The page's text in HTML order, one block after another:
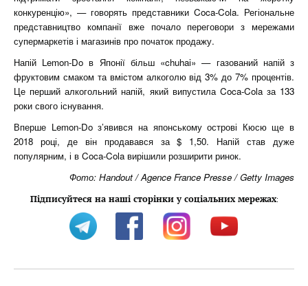
конкуренцію», — говорять представники Coca-Cola. Регіональне
представництво компанії вже почало переговори з мережами
супермаркетів і магазинів про початок продажу.
Напій Lemon-Do в Японії більш «chuhai» — газований напій з
фруктовим смаком та вмістом алкоголю від 3% до 7% процентів.
Це перший алкогольний напій, який випустила Coca-Cola за 133
роки свого існування.
Вперше Lemon-Do з’явився на японському острові Кюсю ще в
2018 році, де він продавався за $ 1,50. Напій став дуже
популярним, і в Coca-Cola вирішили розширити ринок.
Фото: Handout / Agence France Presse / Getty Images
Підписуйтеся на наші сторінки у соціальних мережах: